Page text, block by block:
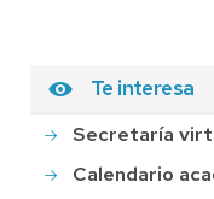
Te interesa
Secretaría
Calendario